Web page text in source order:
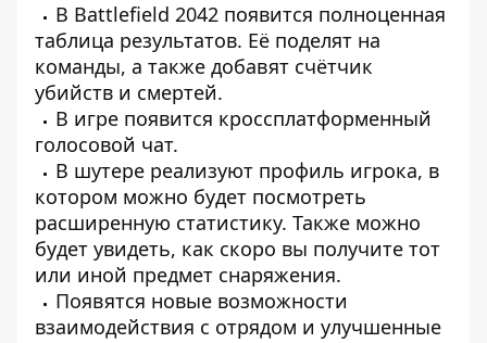
В Battlefield 2042 появится полноценная
таблица результатов. Её поделят на
команды, а также добавят счётчик
убийств и смертей.
В игре появится кроссплатформенный
голосовой чат.
В шутере реализуют профиль игрока, в
котором можно будет посмотреть
расширенную статистику. Также можно
будет увидеть, как скоро вы получите тот
или иной предмет снаряжения.
Появятся новые возможности
взаимодействия с отрядом и улучшенные